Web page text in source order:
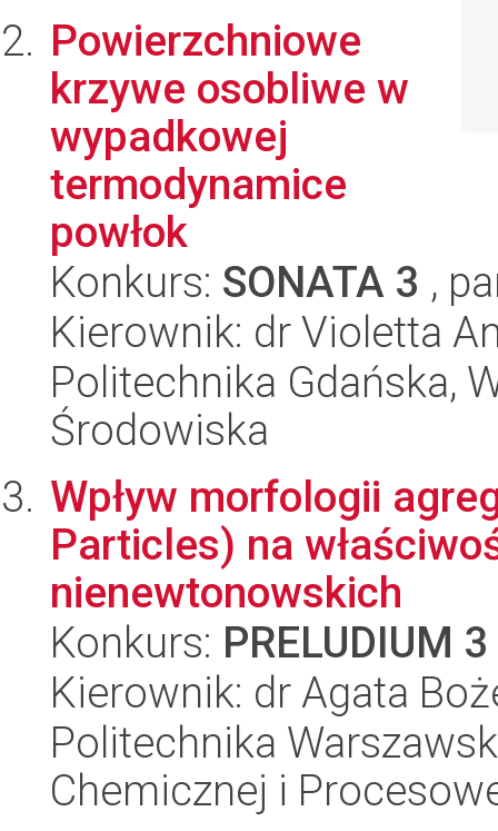
Powierzchniowe
krzywe osobliwe w
wypadkowej
termodynamice
powłok
Konkurs: SONATA 3 ,
Kierownik: dr Violetta
Politechnika Gdańska,
Środowiska
Wpływ morfologii
Particles) na
nienewtonowskich
Konkurs: PRELUDIUM 3
Kierownik: dr Agata
Politechnika
Chemicznej i